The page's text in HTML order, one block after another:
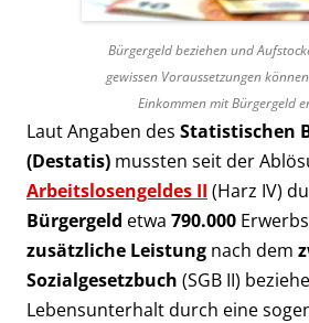
Bürgergeld beziehen und
gewissen Voraussetzungen
Einkommen mit Bürgergeld
Laut Angaben des Statistischen
(Destatis) mussten seit der
Arbeitslosengeldes II (Harz IV)
Bürgergeld etwa 790.000
zusätzliche Leistung nach dem
Sozialgesetzbuch (SGB II)
Lebensunterhalt durch eine